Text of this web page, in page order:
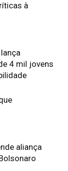
à
4 mil jovens
aliança